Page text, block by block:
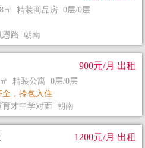
㎡ 精装商品房 0层/0层
恩路 朝南
精装公寓 0层/0层
，拎包入住
育才中学对面 朝南
900元/月 出租
1200元/月 出租